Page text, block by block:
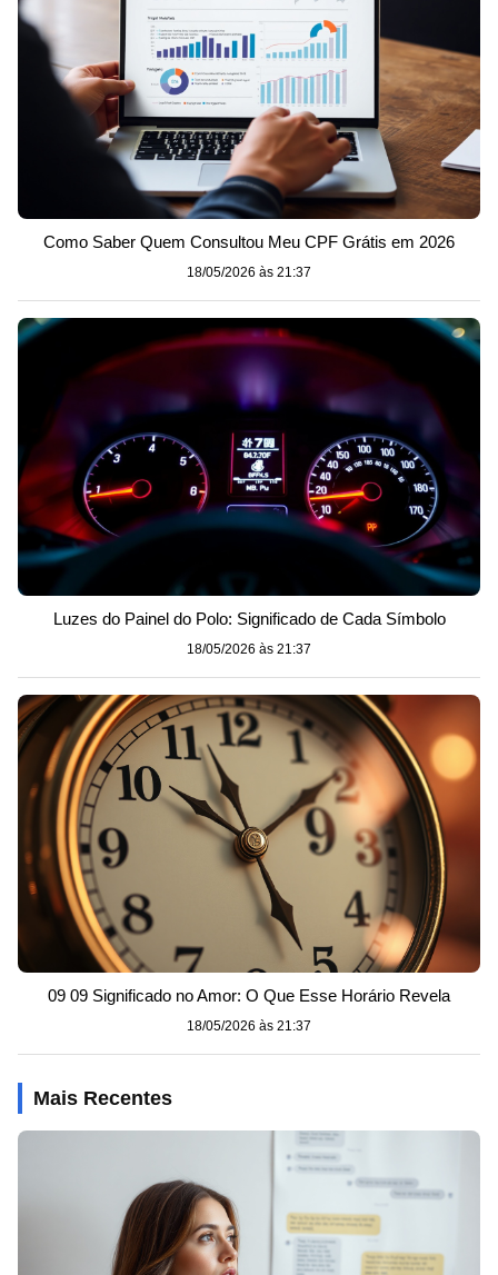
Como Saber Quem Consultou Meu CPF Grátis em 2026
18/05/2026 às 21:37
Luzes do Painel do Polo: Significado de Cada Símbolo
18/05/2026 às 21:37
09 09 Significado no Amor: O Que Esse Horário Revela
18/05/2026 às 21:37
Mais Recentes